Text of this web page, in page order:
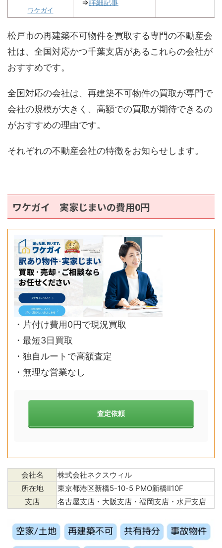
ワケガイ
⇒詳細記事
松戸市の再建築不可物件を買取する専門の不動産会
社は、全国対応かつ千葉支店があるこれらの会社が
おすすめです。
全国対応の会社は、再建築不可物件の買取が専門で
会社の規模が大きく、高額での買取が期待できるの
がおすすめの理由です。
それぞれの不動産会社の特徴をお知らせします。
ワケガイ 実家じまいの費用0円
・片付け費用0円で現況買取
・最短3日買取
・独自ルートで高額査定
・無理な営業なし
査定依頼
会社名
株式会社ネクスウィル
所在地
東京都港区新橋5-10-5 PMO新橋Ⅱ10F
支店
名古屋支店・大阪支店・福岡支店・水戸支店